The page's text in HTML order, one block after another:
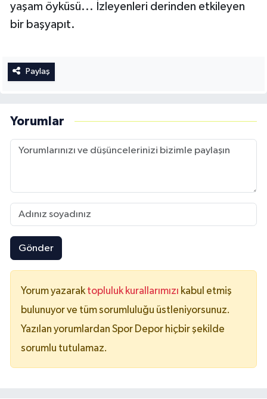
yaşam öyküsü... İzleyenleri derinden etkileyen
bir başyapıt.
Paylaş
Yorumlar
Gönder
Yorum yazaraktopluluk kurallarımızı kabul etmiş
bulunuyor ve tüm sorumluluğu üstleniyorsunuz.
Yazılan yorumlardan Spor Depor hiçbir şekilde
sorumlu tutulamaz.